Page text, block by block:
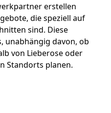
erstellen
die speziell auf
sind. Diese
unabhängig davon, ob
von Lieberose oder
Standorts planen.